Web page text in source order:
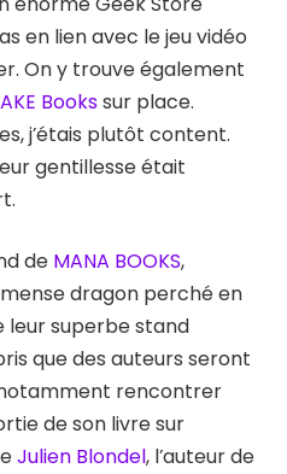
en lien avec le jeu vidéo
On y trouve également
Bookssur place.
j’étais plutôt content.
gentillesse était
de MANA BOOKS,
dragon perché en
leur superbe stand
que des auteurs seront
rencontrer
de son livre sur
Julien Blondel, l’auteur de